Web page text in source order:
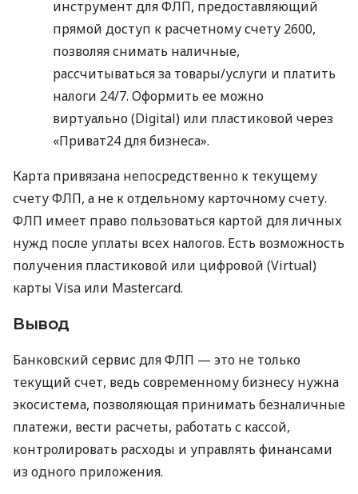
инструмент для ФЛП, предоставляющий
прямой доступ к расчетному счету 2600,
позволяя снимать наличные,
рассчитываться за товары/услуги и платить
налоги 24/7. Оформить ее можно
виртуально (Digital) или пластиковой через
«Приват24 для бизнеса».
Карта привязана непосредственно к текущему
счету ФЛП, а не к отдельному карточному счету.
ФЛП имеет право пользоваться картой для личных
нужд после уплаты всех налогов. Есть возможность
получения пластиковой или цифровой (Virtual)
карты Visa или Mastercard.
Вывод
Банковский сервис для ФЛП — это не только
текущий счет, ведь современному бизнесу нужна
экосистема, позволяющая принимать безналичные
платежи, вести расчеты, работать с кассой,
контролировать расходы и управлять финансами
из одного приложения.